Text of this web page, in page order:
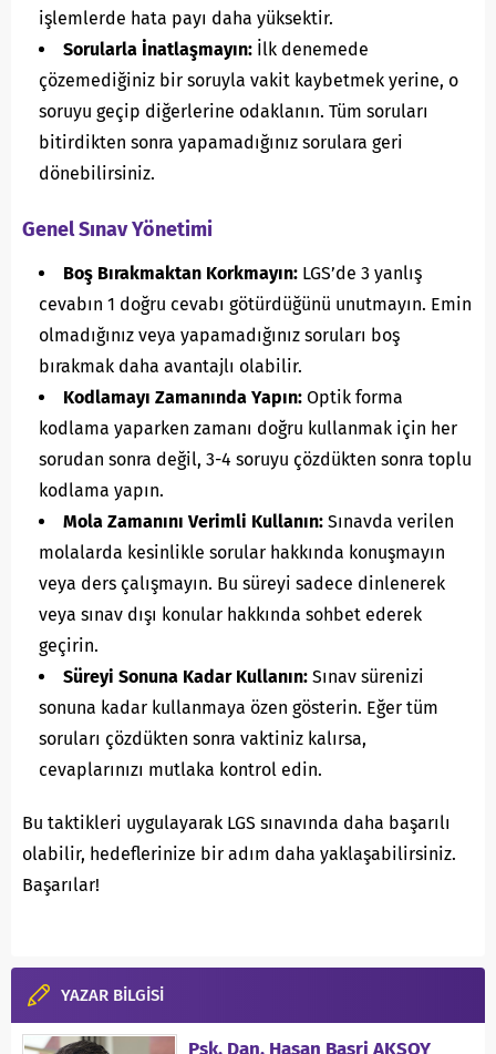
işlemlerde hata payı daha yüksektir.
Sorularla İnatlaşmayın: İlk denemede
çözemediğiniz bir soruyla vakit kaybetmek yerine, o
soruyu geçip diğerlerine odaklanın. Tüm soruları
bitirdikten sonra yapamadığınız sorulara geri
dönebilirsiniz.
Genel Sınav Yönetimi
Boş Bırakmaktan Korkmayın: LGS’de 3 yanlış
cevabın 1 doğru cevabı götürdüğünü unutmayın. Emin
olmadığınız veya yapamadığınız soruları boş
bırakmak daha avantajlı olabilir.
Kodlamayı Zamanında Yapın: Optik forma
kodlama yaparken zamanı doğru kullanmak için her
sorudan sonra değil, 3-4 soruyu çözdükten sonra toplu
kodlama yapın.
Mola Zamanını Verimli Kullanın: Sınavda verilen
molalarda kesinlikle sorular hakkında konuşmayın
veya ders çalışmayın. Bu süreyi sadece dinlenerek
veya sınav dışı konular hakkında sohbet ederek
geçirin.
Süreyi Sonuna Kadar Kullanın: Sınav sürenizi
sonuna kadar kullanmaya özen gösterin. Eğer tüm
soruları çözdükten sonra vaktiniz kalırsa,
cevaplarınızı mutlaka kontrol edin.
Bu taktikleri uygulayarak LGS sınavında daha başarılı
olabilir, hedeflerinize bir adım daha yaklaşabilirsiniz.
Başarılar!
YAZAR BİLGİSİ
Psk. Dan. Hasan Basri AKSOY